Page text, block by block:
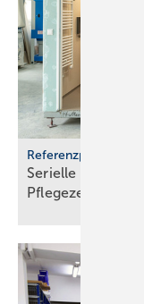
Referenzprojekt
Serielle
Pfle­ge­zen­trum